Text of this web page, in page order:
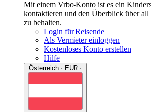
Mit einem Vrbo-Konto ist es ein
kontaktieren und den Überblick über all
zu behalten.
Login für Reisende
Als Vermieter einloggen
Kostenloses Konto erstellen
Hilfe